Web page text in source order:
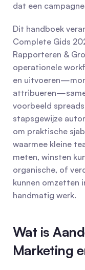
dat een
Dit handboek
Complete Gids
Rapporteren &
operationele
en
voorbeeld
stapsgewijze
om praktische
waarmee kleine
meten, winsten
organische, of
kunnen omzetten
handmatig werk.
Wat is
Marketing